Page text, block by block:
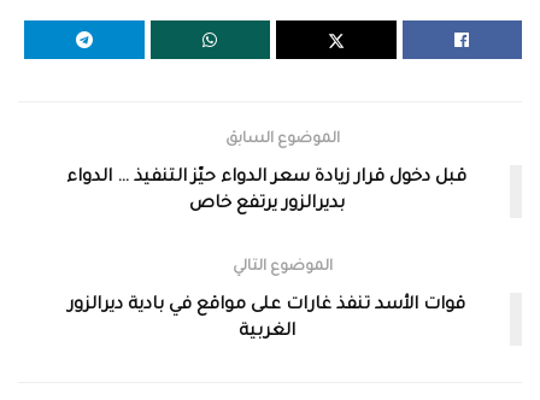
الموضوع السابق
قبل دخول قرار زيادة سعر الدواء حيّز التنفيذ … الدواء
بديرالزور يرتفع خاص
الموضوع التالي
قوات الأسد تنفذ غارات على مواقع في بادية ديرالزور
الغربية